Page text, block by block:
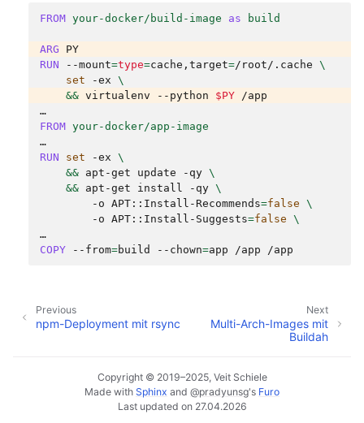
FROM your-docker/build-image as build
ARG
RUN
--mount=type=cache,target=/root/.cache
\
set
-ex
\
&& virtualenv --python $PY
FROM your-docker/app-image
RUN
set -ex
\
&& apt-get update -qy \
&& apt-get install -qy \
-o
APT::Install-Recommends=false
\
-o
APT::Install-Suggests=false
\
COPY
--from=build --chown=app /app
Next
Multi-Arch-Images mit
Buildah
Previous
npm-Deployment mit rsync
Copyright © 2019–2025, Veit Schiele
Made with Sphinx and @pradyunsg's Furo
Last updated on 27.04.2026